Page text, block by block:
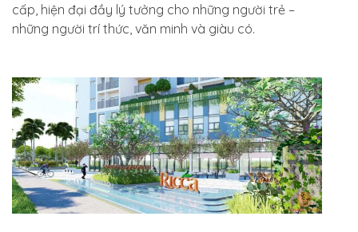
cấp, hiện đại đầy lý tưởng cho những người trẻ –
những người trí thức, văn minh và giàu có.